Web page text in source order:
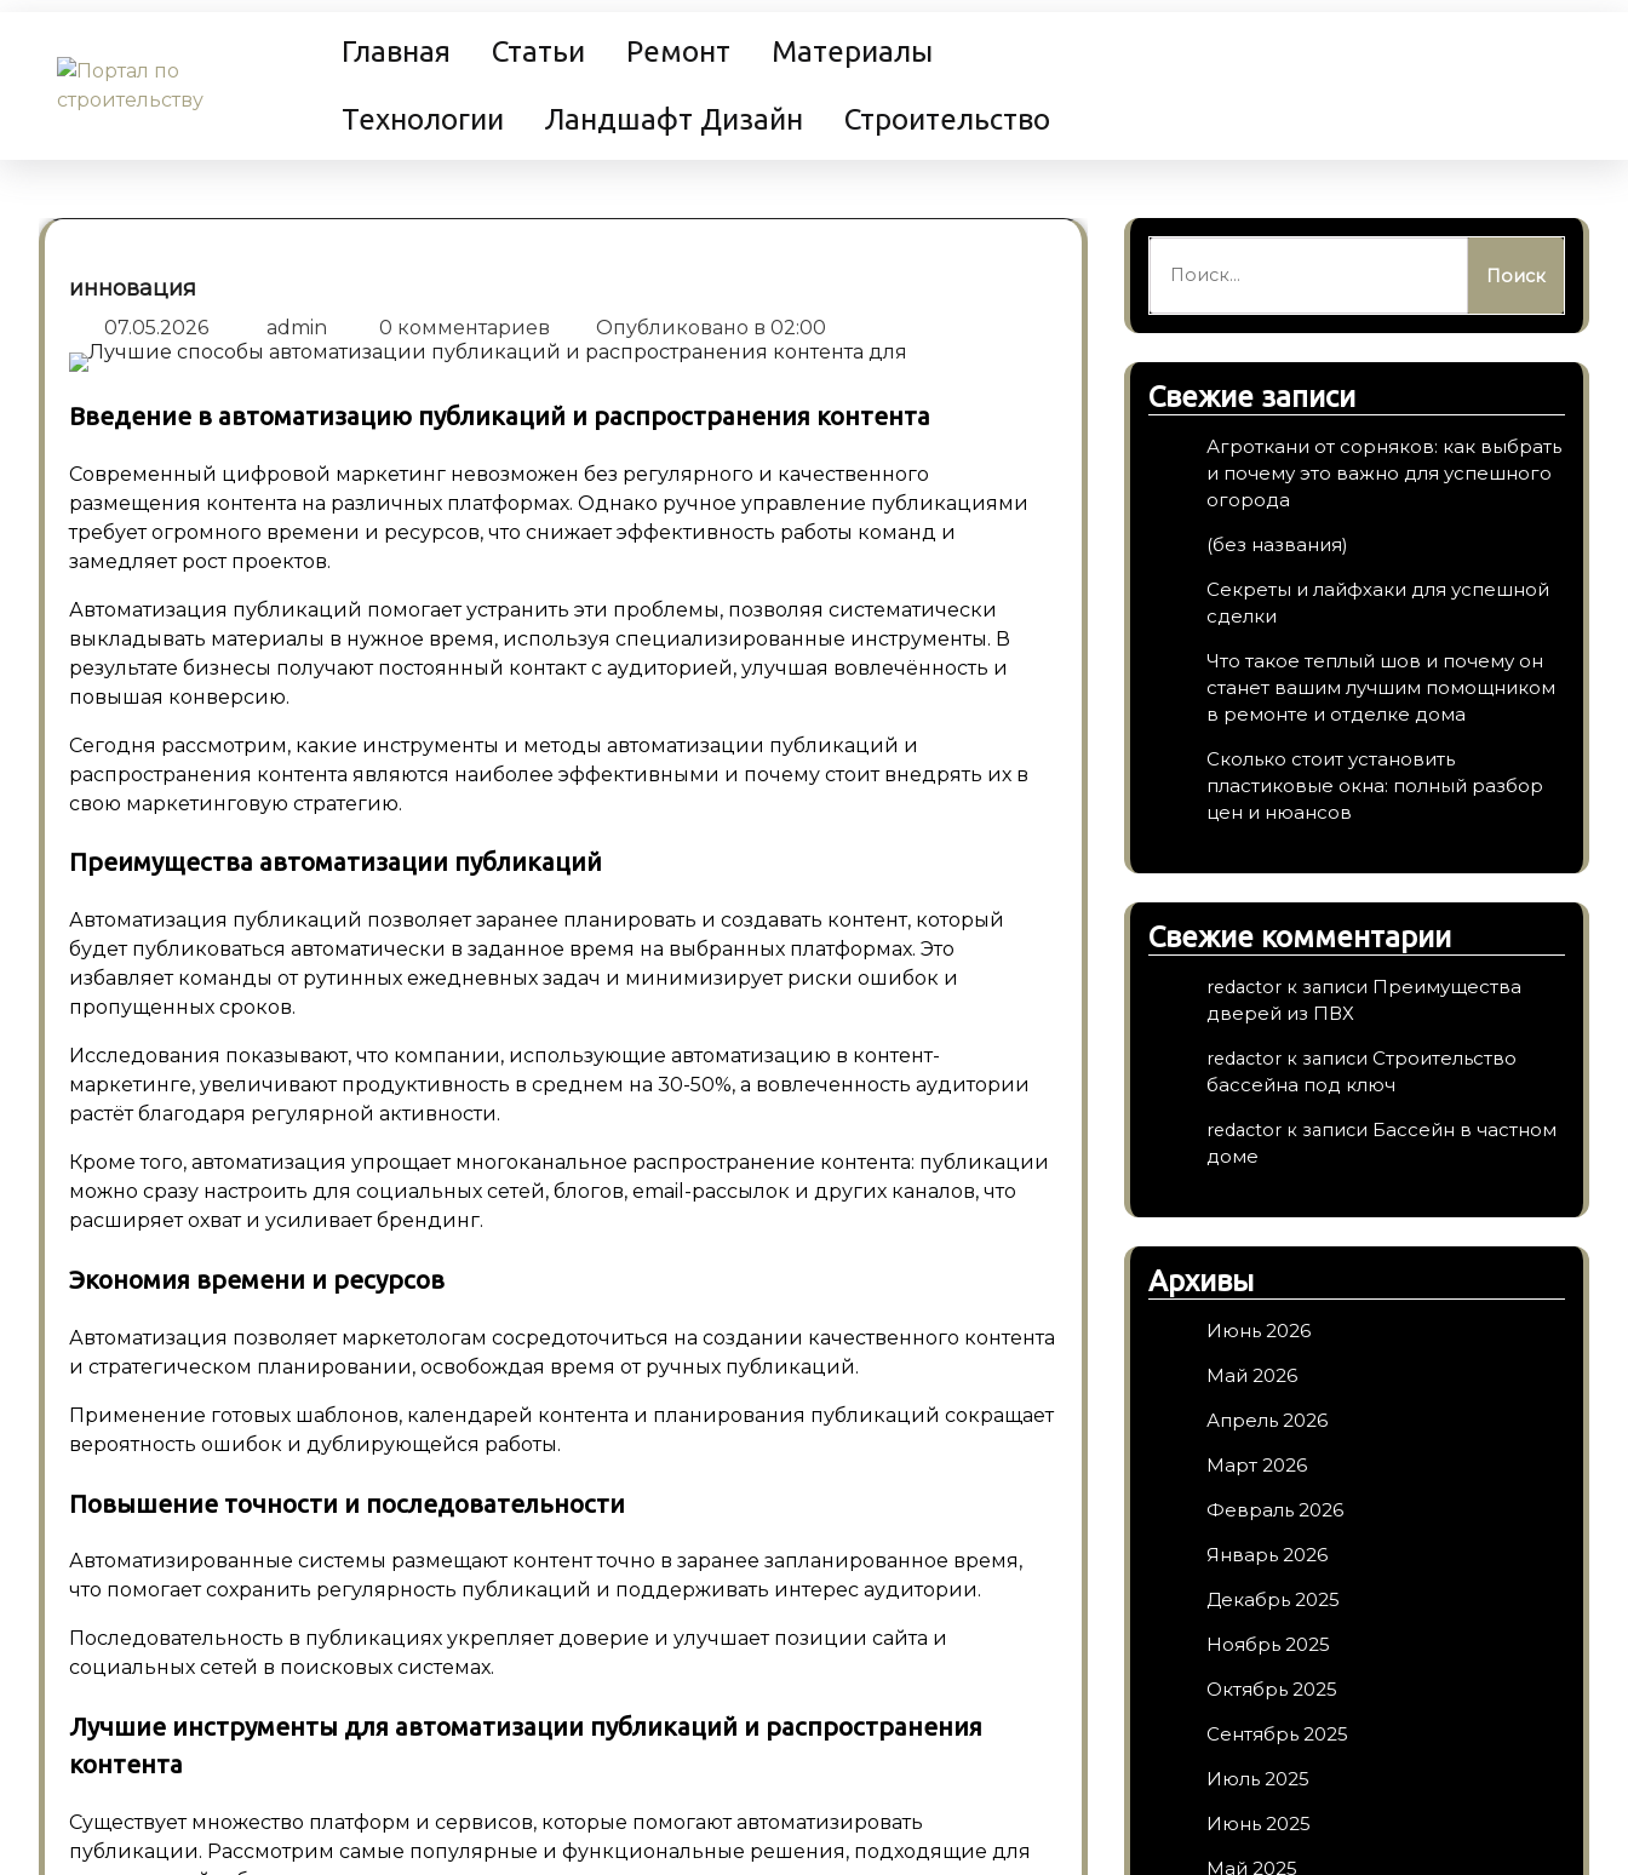
содержанию
Главная Статьи Ремонт Материалы
Технологии Ландшафт Дизайн Строительство
инновация
07.05.2026 admin 0 комментариев Опубликовано в 02:00
Введение в автоматизацию публикаций и распространения контента
Современный цифровой маркетинг невозможен без регулярного и качественного
размещения контента на различных платформах. Однако ручное управление публикациями
требует огромного времени и ресурсов, что снижает эффективность работы команд и
замедляет рост проектов.
Автоматизация публикаций помогает устранить эти проблемы, позволяя систематически
выкладывать материалы в нужное время, используя специализированные инструменты. В
результате бизнесы получают постоянный контакт с аудиторией, улучшая вовлечённость и
повышая конверсию.
Сегодня рассмотрим, какие инструменты и методы автоматизации публикаций и
распространения контента являются наиболее эффективными и почему стоит внедрять их в
свою маркетинговую стратегию.
Преимущества автоматизации публикаций
Автоматизация публикаций позволяет заранее планировать и создавать контент, который
будет публиковаться автоматически в заданное время на выбранных платформах. Это
избавляет команды от рутинных ежедневных задач и минимизирует риски ошибок и
пропущенных сроков.
Исследования показывают, что компании, использующие автоматизацию в контент-
маркетинге, увеличивают продуктивность в среднем на 30-50%, а вовлеченность аудитории
растёт благодаря регулярной активности.
Кроме того, автоматизация упрощает многоканальное распространение контента: публикации
можно сразу настроить для социальных сетей, блогов, email-рассылок и других каналов, что
расширяет охват и усиливает брендинг.
Экономия времени и ресурсов
Автоматизация позволяет маркетологам сосредоточиться на создании качественного контента
и стратегическом планировании, освобождая время от ручных публикаций.
Применение готовых шаблонов, календарей контента и планирования публикаций сокращает
вероятность ошибок и дублирующейся работы.
Повышение точности и последовательности
Автоматизированные системы размещают контент точно в заранее запланированное время,
что помогает сохранить регулярность публикаций и поддерживать интерес аудитории.
Последовательность в публикациях укрепляет доверие и улучшает позиции сайта и
социальных сетей в поисковых системах.
Лучшие инструменты для автоматизации публикаций и распространения
контента
Существует множество платформ и сервисов, которые помогают автоматизировать
публикации. Рассмотрим самые популярные и функциональные решения, подходящие для
Свежие записи
Агроткани от сорняков: как выбрать
и почему это важно для успешного
огорода
(без названия)
Секреты и лайфхаки для успешной
сделки
Что такое теплый шов и почему он
станет вашим лучшим помощником
в ремонте и отделке дома
Сколько стоит установить
пластиковые окна: полный разбор
цен и нюансов
Свежие комментарии
redactor к записи Преимущества
дверей из ПВХ
redactor к записи Строительство
бассейна под ключ
redactor к записи Бассейн в частном
доме
Архивы
Июнь 2026
Май 2026
Апрель 2026
Март 2026
Февраль 2026
Январь 2026
Декабрь 2025
Ноябрь 2025
Октябрь 2025
Сентябрь 2025
Июль 2025
Июнь 2025
Май 2025